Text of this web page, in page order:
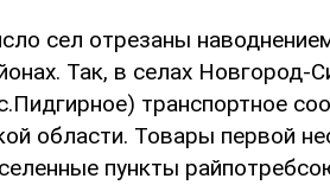
сел отрезаны
Так, в селах Новгород-
транспортное
области. Товары первой
пункты